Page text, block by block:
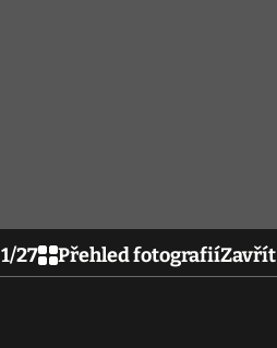
1/27 Přehled fotografiíZavřít